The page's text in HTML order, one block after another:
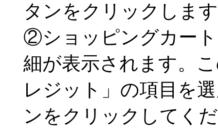
タンをクリックしま
②ショッピングカー
細が表示されます。
レジット」の項目を
ンをクリックしてく